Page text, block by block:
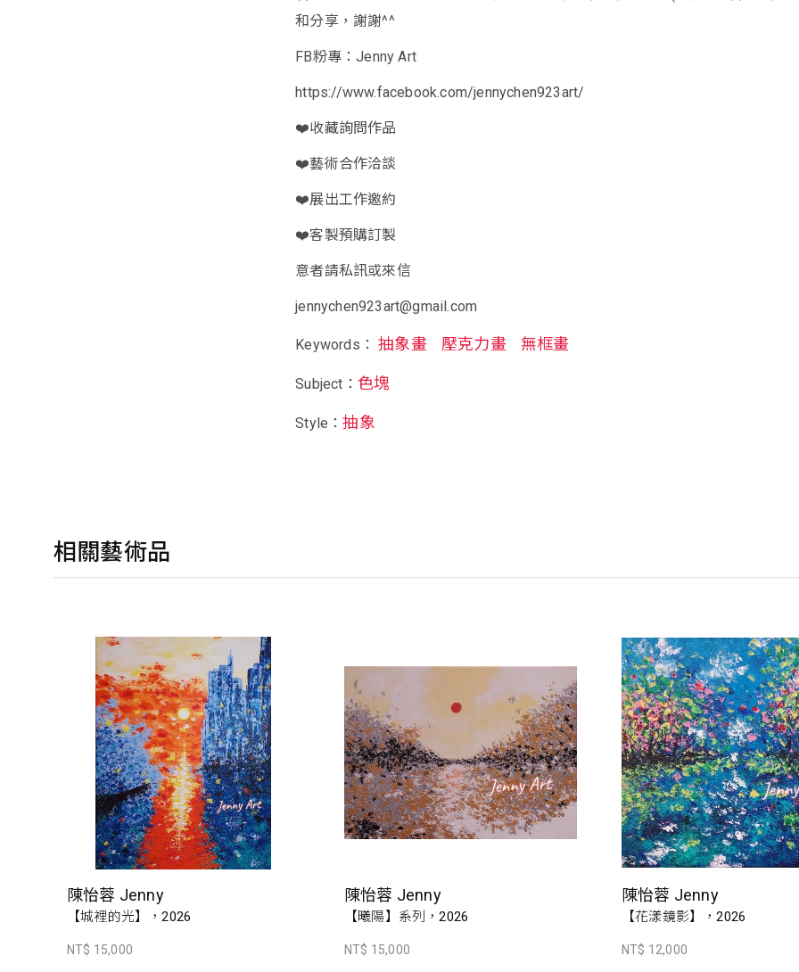
和分享，謝謝^^
FB粉專：Jenny Art
https://www.facebook.com/jennychen923art/
❤️收藏詢問作品
❤️藝術合作洽談
❤️展出工作邀約
❤️客製預購訂製
意者請私訊或來信
jennychen923art@gmail.com
Keywords： 抽象畫 壓克力畫 無框畫
Subject： 色塊
Style：抽象
相關藝術品
陳怡蓉 Jenny
【城裡的光】，2026
NT$ 15,000
陳怡蓉 Jenny
【曦陽】系列，2026
NT$ 15,000
陳怡蓉 Jenny
【花漾鏡影】，2026
NT$ 12,000